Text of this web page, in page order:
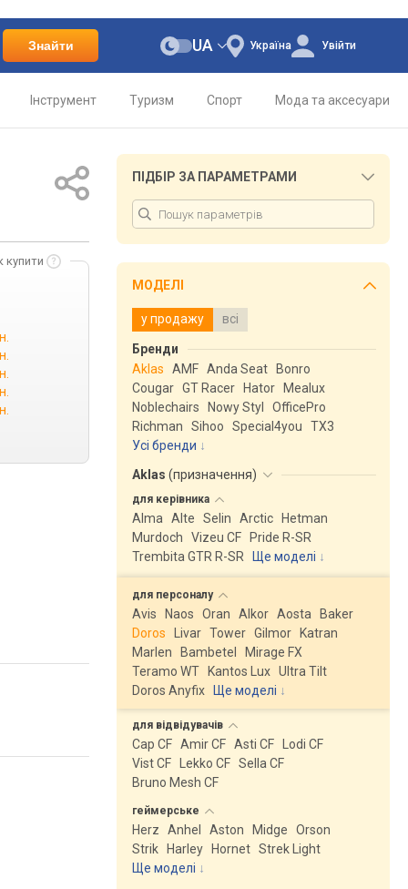
Знайти Україна
UA Увійти
Інструмент Туризм Спорт Мода та аксесуари
купити
ПІДБІР ЗА ПАРАМЕТРАМИ
МОДЕЛІ
у продажу всі
Бренди
Aklas
AMF Anda Seat
Bonro
Cougar GT Racer Hator
Mealux
Noblechairs
Nowy Styl
OfficePro
Richman
Sihoo Special4you
ТX3
Усі бренди
Aklas (призначення)
для керівника
Alma Alte Selin Arctic
Hetman
Murdoch
Vizeu CF
Pride R-SR
Trembita GTR R-SR
Ще моделі ↓
для персоналу
Avis Naos Oran Alkor Aosta
Baker
Doros
Livar Tower Gilmor
Katran
Marlen
Bambetel
Mirage FX
Teramo WT
Kantos Lux Ultra Tilt
Doros Anyfix
Ще моделі ↓
для відвідувачів
Cap CF Amir CF Asti CF
Lodi CF
Vist CF
Lekko CF Sella CF
Bruno Mesh CF
геймерське
Herz Anhel Aston Midge
Orson
Strik
Harley Hornet Strek Light
Ще моделі ↓